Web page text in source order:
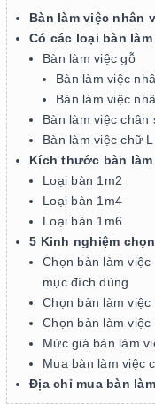
Bàn làm việc nhân
Có các loại bàn
Bàn làm việc gỗ
Bàn làm việc
Bàn làm việc
Bàn làm việc chân
Bàn làm việc chữ L
Kích thước bàn
Loại bàn 1m2
Loại bàn 1m4
Loại bàn 1m6
5 Kinh nghiệm
Chọn bàn làm việc
mục đích dùng
Chọn bàn làm
Chọn bàn làm
Mức giá bàn làm
Mua bàn làm việc
Địa chỉ mua bàn